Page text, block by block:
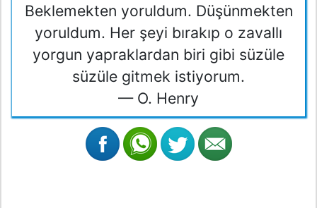
Beklemekten yoruldum. Düşünmekten
yoruldum. Her şeyi bırakıp o zavallı
yorgun yapraklardan biri gibi süzüle
süzüle gitmek istiyorum.
— O. Henry